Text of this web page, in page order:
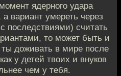
ядерного удара
вариант умереть через
последствиями) считать
то может быть и
доживать в мире после
у детей твоих и внуков
чем у тебя.